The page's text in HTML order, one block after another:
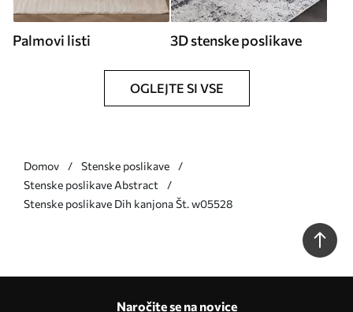
Palmovi listi 3D stenske poslikave
OGLEJTE SI VSE
Domov
Stenske poslikave
Stenske poslikave Abstract
Stenske poslikave Dih kanjona Št. w05528
Naročite se na novice